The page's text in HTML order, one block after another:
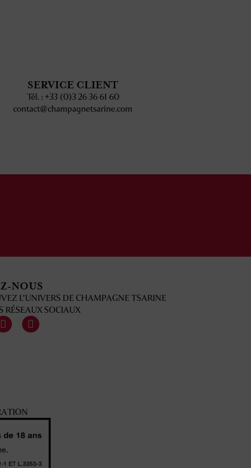
SERVICE CLIENT
Tél. : +33 (0)3 26 36 61 60
contact@champagnetsarine.com
NOUS
L'UNIVERS DE CHAMPAGNE TSARINE
RÉSEAUX SOCIAUX